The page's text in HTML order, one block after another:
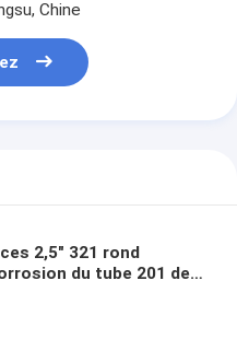
Chine
2,5" 321 rond
du tube 201 de